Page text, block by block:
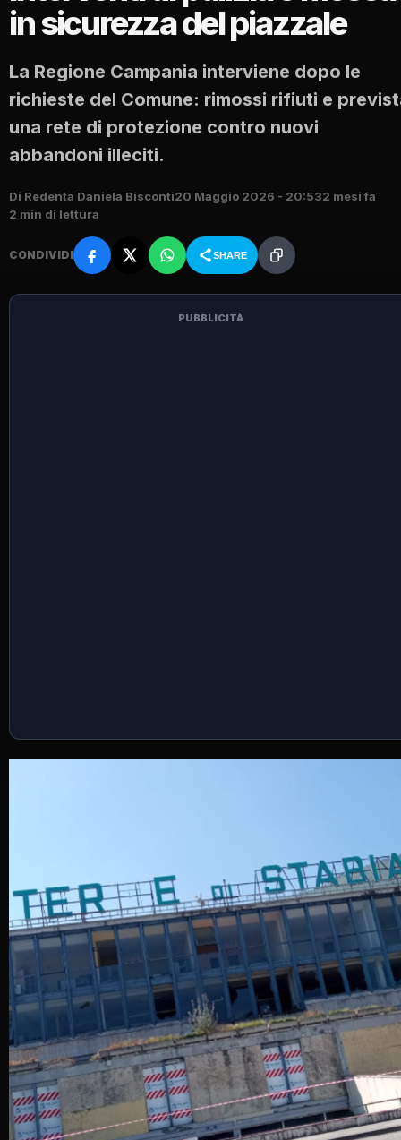
in sicurezza del piazzale
La Regione Campania interviene dopo le
richieste del Comune: rimossi rifiuti e
una rete di protezione contro nuovi
abbandoni illeciti.
Di Redenta Daniela Bisconti20 Maggio 2026 - 20:532 mesi fa
2 min di lettura
CONDIVIDI SHARE
PUBBLICITÀ